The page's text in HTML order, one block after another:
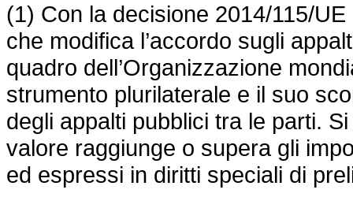
(1) Con la decisione 2014/115/
che modifica l’accordo sugli
quadro dell’Organizzazione
strumento plurilaterale e il suo
degli appalti pubblici tra le parti.
valore raggiunge o supera gli
ed espressi in diritti speciali di